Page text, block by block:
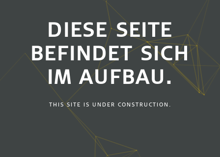
DIESE SEITE
BEFINDET SICH
IM AUFBAU.
THIS SITE IS UNDER CONSTRUCTION.